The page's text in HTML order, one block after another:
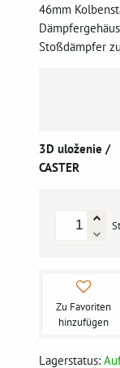
46mm
Stoßdämpfer
3D uloženie /
CASTER
Zu Favoriten
hinzufügen
Lagerstatus: